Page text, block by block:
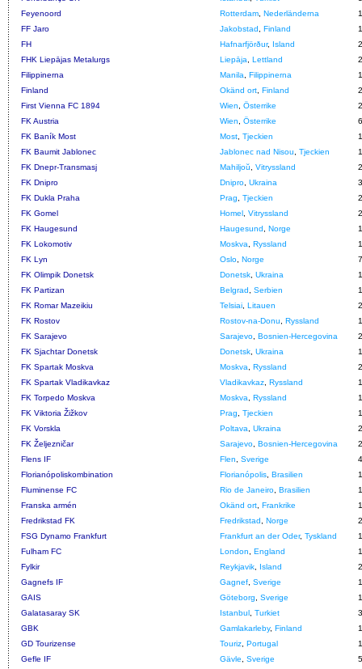
Feyenoord
Rotterdam Nederländerna
1
FF Jaro
Jakobstad Finland
1
FH
Hafnarfjörður, Island
2
FHK Liepājas Metalurgs
Liepāja Lettland
2
Filippinerna
Manila Filippinerna
1
Finland
Okänd ort Finland
2
First Vienna FC 1894
Wien Österrike
2
FK Austria
Wien Österrike
6
FK Baník Most
Most Tjeckien
1
FK Baumit Jablonec
Jablonec nad Nisou Tjeckien
1
FK Dnepr-Transmasj
Mahiljoŭ Vitryssland
2
FK Dnipro
Dnipro Ukraina
3
FK Dukla Praha
Prag Tjeckien
2
FK Gomel
Homel Vitryssland
2
FK Haugesund
Haugesund Norge
1
FK Lokomotiv
Moskva Ryssland
1
FK Lyn
Oslo Norge
7
FK Olimpik Donetsk
Donetsk Ukraina
1
FK Partizan
Belgrad Serbien
1
FK Romar Mazeikiu
Telsiai Litauen
2
FK Rostov
Rostov-na-Donu Ryssland
1
FK Sarajevo
Sarajevo Bosnien-Hercegovina
2
FK Sjachtar Donetsk
Donetsk Ukraina
1
FK Spartak Moskva
Moskva Ryssland
2
FK Spartak Vladikavkaz
Vladikavkaz Ryssland
1
FK Torpedo Moskva
Moskva Ryssland
1
FK Viktoria Žižkov
Prag Tjeckien
1
FK Vorskla
Poltava Ukraina
2
FK Željezničar
Sarajevo Bosnien-Hercegovina
2
Flens IF
Flen Sverige
4
Florianópoliskombination
Florianópolis Brasilien
1
Fluminense FC
Rio de Janeiro Brasilien
1
Franska armén
Okänd ort Frankrike
1
Fredrikstad FK
Fredrikstad Norge
2
FSG Dynamo Frankfurt
Frankfurt an der Oder, Tyskland
1
Fulham FC
London England
1
Fylkir
Reykjavik Island
2
Gagnefs IF
Gagnef Sverige
1
GAIS
Göteborg Sverige
Galatasaray SK
Istanbul Turkiet
3
GBK
Gamlakarleby, Finland
1
GD Tourizense
Touriz Portugal
1
Gefle IF
Gävle Sverige